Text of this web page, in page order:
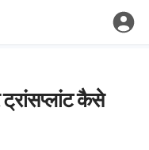
कैसे